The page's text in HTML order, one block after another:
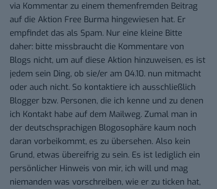
via Kommentar zu einem themenfremden Beitrag
auf die Aktion Free Burma hingewiesen hat. Er
empfindet das als Spam. Nur eine kleine Bitte
daher: bitte missbraucht die Kommentare von
Blogs nicht, um auf diese Aktion hinzuweisen, es ist
jedem sein Ding, ob sie/er am 04.10. nun mitmacht
oder auch nicht. So kontaktiere ich ausschließlich
Blogger bzw. Personen, die ich kenne und zu denen
ich Kontakt habe auf dem Mailweg. Zumal man in
der deutschsprachigen Blogosophäre kaum noch
daran vorbeikommt, es zu übersehen. Also kein
Grund, etwas übereifrig zu sein. Es ist lediglich ein
persönlicher Hinweis von mir, ich will und mag
niemanden was vorschreiben, wie er zu ticken hat,